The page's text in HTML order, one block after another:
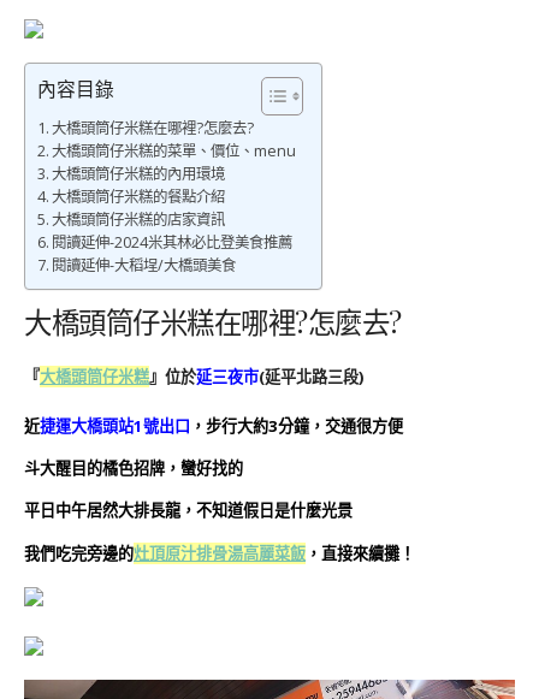
內容目錄
大橋頭筒仔米糕在哪裡?怎麼去?
大橋頭筒仔米糕的菜單、價位、menu
大橋頭筒仔米糕的內用環境
大橋頭筒仔米糕的餐點介紹
大橋頭筒仔米糕的店家資訊
閱讀延伸-2024米其林必比登美食推薦
閱讀延伸-大稻埕/大橋頭美食
大橋頭筒仔米糕在哪裡?怎麼去?
『大橋頭筒仔米糕』位於延三夜市(延平北路三段)
近捷運大橋頭站1號出口 ，步行大約3分鐘，交通很方便
斗大醒目的橘色招牌，蠻好找的
平日中午居然大排長龍，不知道假日是什麼光景
我們吃完旁邊的灶頂原汁排骨湯高麗菜飯 ，直接來續攤！